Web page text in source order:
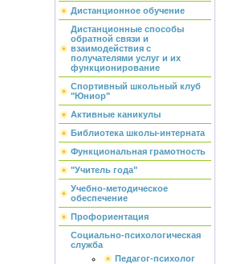
Дистанционное обучение
Дистанционные способы
обратной связи и
взаимодействия с
получателями услуг и их
функционирование
Спортивный школьный клуб
"Юниор"
Активные каникулы
Библиотека школы-интерната
Функциональная грамотность
"Учитель года"
Учебно-методическое
обеспечение
Профориентация
Социально-психологическая
служба
Педагог-психолог